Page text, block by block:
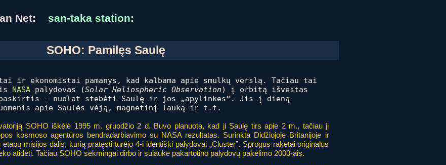
Net: san-taka station:
SOHO: Pamilęs Saulę
ir ekonomistai pamanys, kad kalbama apie smulkų verslą. Tačiau tai
NASApalydovas (Solar Heliospheric Observation) į orbitą išvestas
paskirtis - nuolat stebėti Saulę ir jos „apylinkes“. Jis į dieną
apie Saulės vėją, magnetinį lauką ir t.t.
SOHO iškėlė 1995 m. gruodžio 2 d. Buvo planuota, kad ji Saulę tirs apie 2 m., tačiau ji
kosmoso agentūros bendradarbiavimo su NASA rezultatas. Surinkta Didžiojoje Britanijoje ir
misijos dalis, kurią pratęsti turėjo 4-i identiški palydovai „Cluster”. Sprogus raketai originalūs
atidėti. Tačiau SOHO sėkmingai dirbo ir sulaukė pakartotino palydovų pakėlimo 2000-ais.